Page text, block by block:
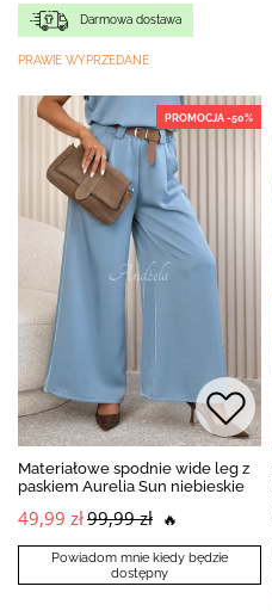
Darmowa dostawa
PRAWIE WYPRZEDANE
PROMOCJA -50%
Materiałowe spodnie wide leg z
paskiem Aurelia Sun niebieskie
49,99 zł99,99 zł 🔥
Powiadom mnie kiedy będzie
dostępny